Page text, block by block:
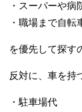
・スーパーや病
・職場まで自
を優先して探す
反対に、車を持
・駐車場代